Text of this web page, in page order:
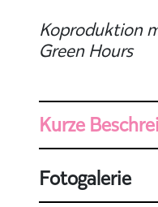
Koproduktion
Green Hours
Kurze
Fotogalerie